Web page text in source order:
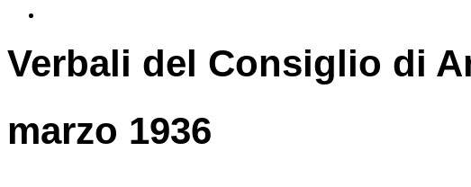
Verbali del Consiglio di
marzo 1936